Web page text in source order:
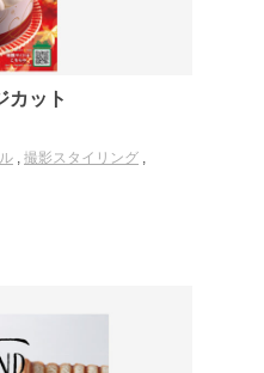
カット
撮影スタイリング